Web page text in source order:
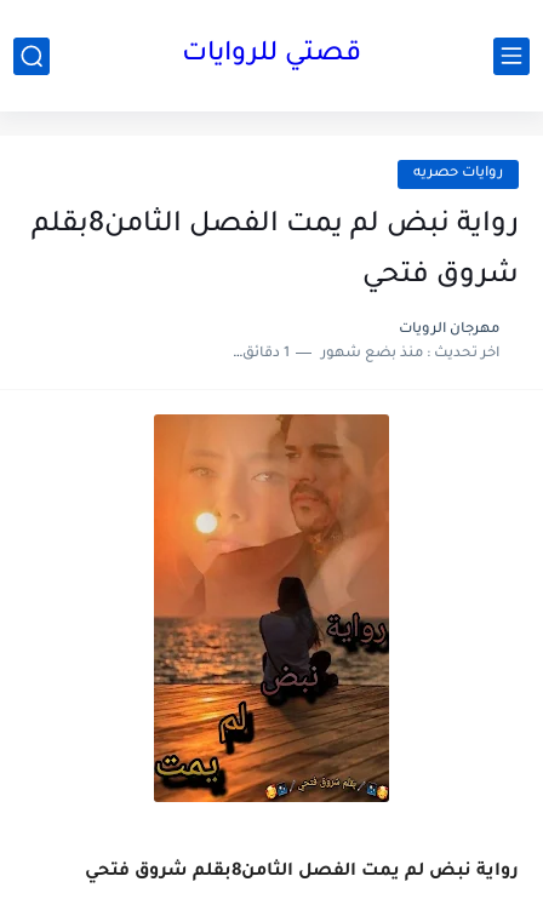
قصتي للروايات
روايات حصريه
رواية نبض لم يمت الفصل الثامن8بقلم
شروق فتحي
مهرجان الرويات
اخر تحديث :منذ بضع شهور 1 دقائق للقراءة
رواية نبض لم يمت الفصل الثامن8بقلم شروق فتحي